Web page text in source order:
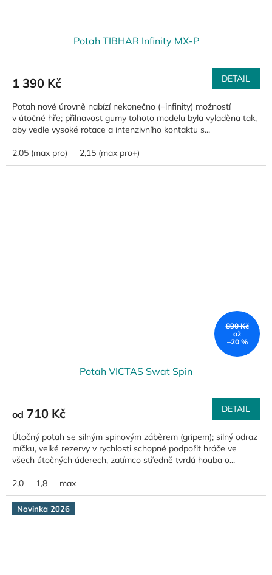
Potah TIBHAR Infinity MX-P
1 390 Kč DETAIL
Potah nové úrovně nabízí nekonečno (=infinity) možností
v útočné hře; přilnavost gumy tohoto modelu byla vyladěna tak,
aby vedle vysoké rotace a intenzivního kontaktu s...
2,05 (max pro) 2,15 (max pro+)
890 Kč
až
–20 %
Potah VICTAS Swat Spin
od 710 Kč DETAIL
Útočný potah se silným spinovým záběrem (gripem); silný odraz
míčku, velké rezervy v rychlosti schopné podpořit hráče ve
všech útočných úderech, zatímco středně tvrdá houba o...
2,0 1,8 max
Novinka 2026